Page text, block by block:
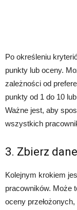
Po określeniu
punkty lub oceny.
zależności od
punkty od 1 do 10
Ważne jest, aby
wszystkich
3. Zbierz dane
Kolejnym krokiem
pracowników. Może
oceny